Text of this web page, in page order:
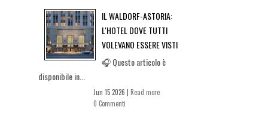
IL WALDORF-ASTORIA:
L'HOTEL DOVE TUTTI
VOLEVANO ESSERE VISTI
🎧 Questo articolo è
disponibile in...
Jun 15 2026 | Read more
0 Commenti